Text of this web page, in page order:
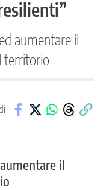
aumentare il
territorio
il